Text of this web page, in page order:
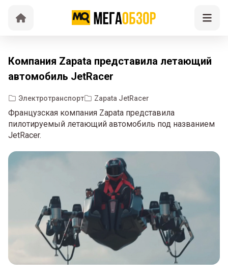
Компания Zapata представила летающий
автомобиль JetRacer
Электротранспорт Zapata JetRacer
Французская компания Zapata представила
пилотируемый летающий автомобиль под названием
JetRacer.